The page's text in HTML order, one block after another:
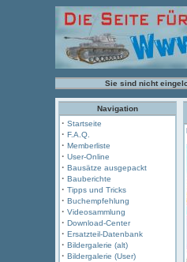
Sie sind nicht
Navigation
· Startseite
· F.A.Q.
· Memberliste
· User-Online
· Bausätze ausgepackt
· Bauberichte
· Tipps und Tricks
· Buchempfehlung
· Videosammlung
· Download-Center
· Ersatzteil-Datenbank
· Bildergalerie (alt)
· Bildergalerie (User)